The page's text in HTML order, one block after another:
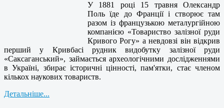
У 1881 році 15 травня Олександр
Поль їде до Франції і створює там
разом із французькою металургійною
компанією «Товариство залізної руди
Кривого Рогу» а невдовзі він відкрив
перший у Кривбасі рудник видобутку залізної руди
«Саксаганський», займається археологічними дослідженнями
в Україні, збирає історичні цінності, пам'ятки, стає членом
кількох наукових товариств.
Детальніше...